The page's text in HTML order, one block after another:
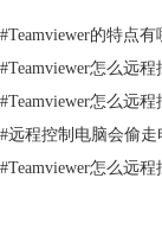
想要获取授权，开始
通过保存按钮，您可
图片。提供以下工具
开关：用
图。
控制模式：用来暂
#Teamviewer的特点
#Teamviewer怎么远
#Teamviewer怎么远
#远程控制电脑会偷
#Teamviewer怎么远